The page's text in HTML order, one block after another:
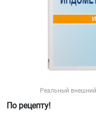
Реальный
По рецепту!